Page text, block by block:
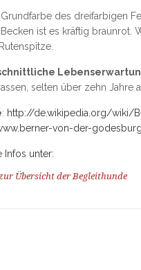
Grundfarbe des dreifarbigen
ist es kräftig braunrot.
selten über zehn Jahre
: http://de.wikipedia.org/wiki/
von-der-
Infos unter:
Übersicht der Begleithunde